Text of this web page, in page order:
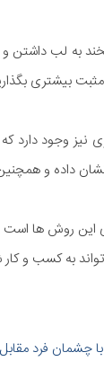
به لب
بیشتری
نیز وجود دارد
داده و
روش ها است و
به کسب و کار
چشمان فرد مقابل